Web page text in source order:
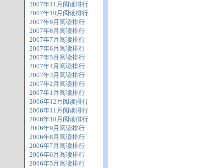
2007年11月阅读排行
2007年10月阅读排行
2007年9月阅读排行
2007年8月阅读排行
2007年7月阅读排行
2007年6月阅读排行
2007年5月阅读排行
2007年4月阅读排行
2007年3月阅读排行
2007年2月阅读排行
2007年1月阅读排行
2006年12月阅读排行
2006年11月阅读排行
2006年10月阅读排行
2006年9月阅读排行
2006年8月阅读排行
2006年7月阅读排行
2006年6月阅读排行
2006年5月阅读排行